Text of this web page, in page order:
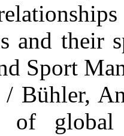
and their
Sport
/ Bühler,
of